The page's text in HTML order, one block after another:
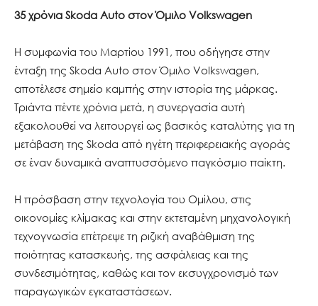
35 χρόνια Skoda Auto στον Όμιλο Volkswagen
Η συμφωνία του Μαρτίου 1991, που οδήγησε στην
ένταξη της Skoda Auto στον Όμιλο Volkswagen,
αποτέλεσε σημείο καμπής στην ιστορία της μάρκας.
Τριάντα πέντε χρόνια μετά, η συνεργασία αυτή
εξακολουθεί να λειτουργεί ως βασικός καταλύτης για τη
μετάβαση της Skoda από ηγέτη περιφερειακής αγοράς
σε έναν δυναμικά αναπτυσσόμενο παγκόσμιο παίκτη.
Η πρόσβαση στην τεχνολογία του Ομίλου, στις
οικονομίες κλίμακας και στην εκτεταμένη μηχανολογική
τεχνογνωσία επέτρεψε τη ριζική αναβάθμιση της
ποιότητας κατασκευής, της ασφάλειας και της
συνδεσιμότητας, καθώς και τον εκσυγχρονισμό των
παραγωγικών εγκαταστάσεων.